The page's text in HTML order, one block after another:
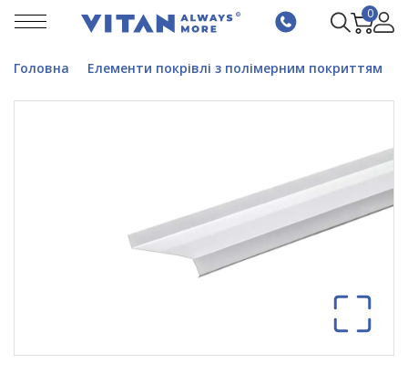
0
Головна Елементи покрівлі з полімерним покриттям